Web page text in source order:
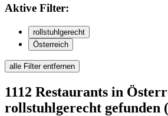
Aktive Filter:
rollstuhlgerecht
Österreich
alle Filter entfernen
1112 Restaurants in
rollstuhlgerecht gefunden